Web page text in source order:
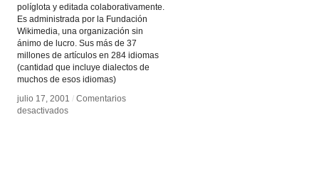
políglota y editada colaborativamente.
Es administrada por la Fundación
Wikimedia, una organización sin
ánimo de lucro. Sus más de 37
millones de artículos en 284 idiomas
(cantidad que incluye dialectos de
muchos de esos idiomas)
julio 17, 2001 / Comentarios
desactivadosen
julio 17, 2001 / Comentarios
desactivadosen